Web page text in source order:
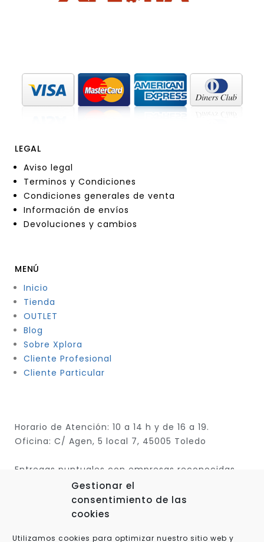
Gestionar el
consentimiento de las
cookies
Utilizamos cookies para optimizar nuestro sitio web y
LEGAL
Aviso legal
Terminos y Condiciones
Condiciones generales de venta
Información de envíos
Devoluciones y cambios
MENÚ
Inicio
Tienda
OUTLET
Blog
Sobre Xplora
Cliente Profesional
Cliente Particular
Horario de Atención: 10 a 14 h y de 16 a 19.
Oficina: C/ Agen, 5 local 7, 45005 Toledo
Entregas puntuales con empresas reconocidas